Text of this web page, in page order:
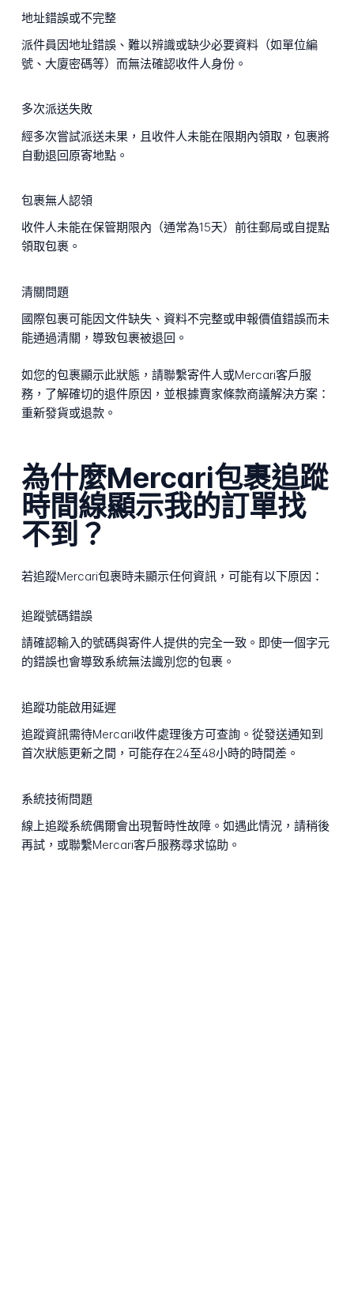
地址錯誤或不完整
派件員因地址錯誤、難以辨識或缺少必要資料（如單位編
號、大廈密碼等）而無法確認收件人身份。
多次派送失敗
經多次嘗試派送未果，且收件人未能在限期內領取，包裹將
自動退回原寄地點。
包裹無人認領
收件人未能在保管期限內（通常為15天）前往郵局或自提點
領取包裹。
清關問題
國際包裹可能因文件缺失、資料不完整或申報價值錯誤而未
能通過清關，導致包裹被退回。
如您的包裹顯示此狀態，請聯繫寄件人或Mercari客戶服
務，了解確切的退件原因，並根據賣家條款商議解決方案：
重新發貨或退款。
為什麼Mercari包裹追蹤
時間線顯示我的訂單找
不到？
若追蹤Mercari包裹時未顯示任何資訊，可能有以下原因：
追蹤號碼錯誤
請確認輸入的號碼與寄件人提供的完全一致。即使一個字元
的錯誤也會導致系統無法識別您的包裹。
追蹤功能啟用延遲
追蹤資訊需待Mercari收件處理後方可查詢。從發送通知到
首次狀態更新之間，可能存在24至48小時的時間差。
系統技術問題
線上追蹤系統偶爾會出現暫時性故障。如遇此情況，請稍後
再試，或聯繫Mercari客戶服務尋求協助。